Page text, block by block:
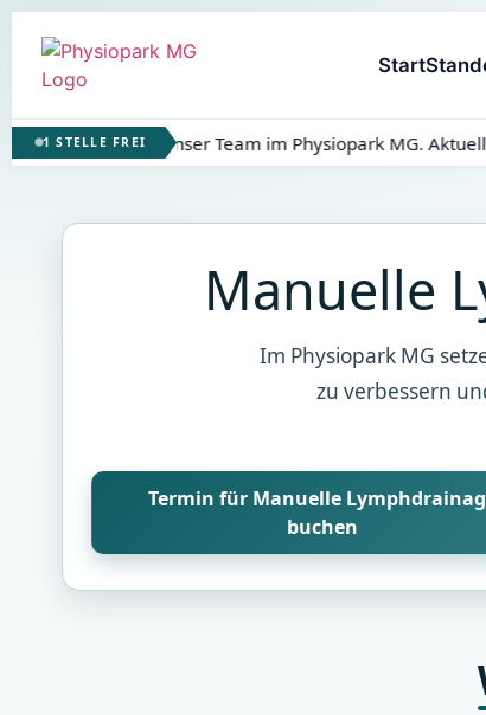
Start
1 STELLE FREI
für unser Team im Physiopark MG. Aktuell ist
Manuelle
Im Physiopark MG
zu verbessern
Termin für Manuelle
buchen